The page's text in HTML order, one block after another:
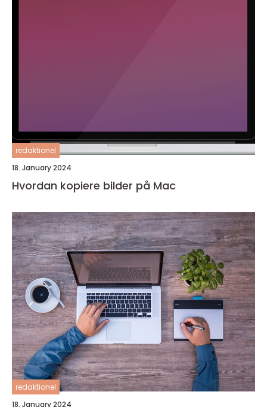
redaktionel
18. January 2024
Hvordan kopiere bilder på Mac
redaktionel
18. January 2024